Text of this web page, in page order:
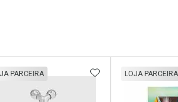
AOS FAVORITOS
PARCEIRA ADICIONAR AOS
LOJA PARCEIRA